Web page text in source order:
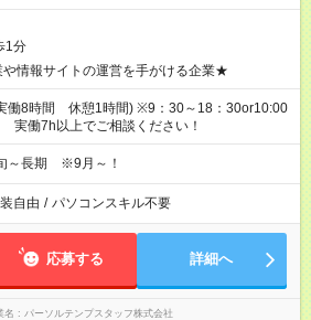
1分
や情報サイトの運営を手がける企業★
働8時間 休憩1時間) ※9：30～18：30or10:00
実働7h以上でご相談ください！
～長期 ※9月～！
自由 / パソコンスキル不要
応募する 詳細へ
名 パーソルテンプスタッフ株式会社